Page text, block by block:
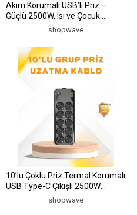
Akım Korumalı USB’li Priz –
Güçlü 2500W, Isı ve Çocuk
shopwave
10’lu Çoklu Priz Termal Korumalı
USB Type-C Çıkışlı 2500W
Uzatma Kablosushopwave